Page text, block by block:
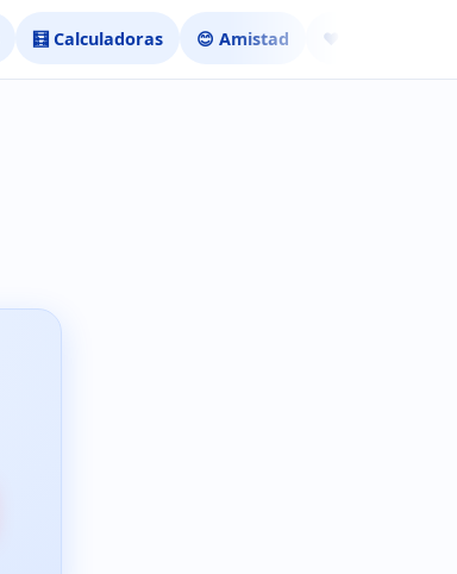
🧮 Calculadoras 😊 Amistad ❤️ Ligar